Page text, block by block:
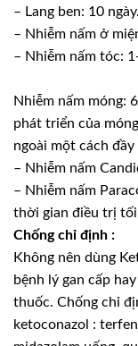
– Lang ben: 10 ngày.
– Nhiễm nấm ở
– Nhiễm nấm tóc:
Nhiễm nấm móng:
phát triển của
ngoài một cách
– Nhiễm nấm
– Nhiễm nấm
thời gian điều trị
Chống chỉ định :
Không nên dùng
bệnh lý gan cấp
thuốc. Chống chỉ
ketoconazol :